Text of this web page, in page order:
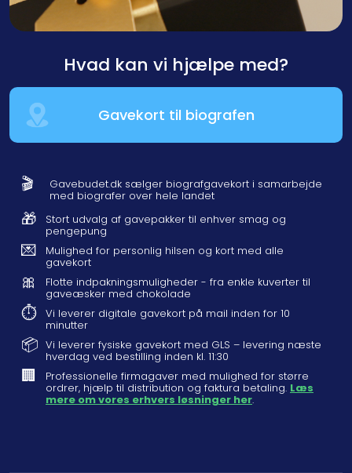
Hvad kan vi hjælpe med?
Gavekort til biografen
🎬 Gavebudet.dk sælger biografgavekort i samarbejde
med biografer over hele landet
🎁 Stort udvalg af gavepakker til enhver smag og
pengepung
💌 Mulighed for personlig hilsen og kort med alle
gavekort
🎀 Flotte indpakningsmuligheder - fra enkle kuverter til
gaveæsker med chokolade
⏱️ Vi leverer digitale gavekort på mail inden for 10
minutter
📦 Vi leverer fysiske gavekort med GLS – levering næste
hverdag ved bestilling inden kl. 11:30
🏢 Professionelle firmagaver med mulighed for større
ordrer, hjælp til distribution og faktura betaling. Læs
mere om vores erhvers løsninger her.